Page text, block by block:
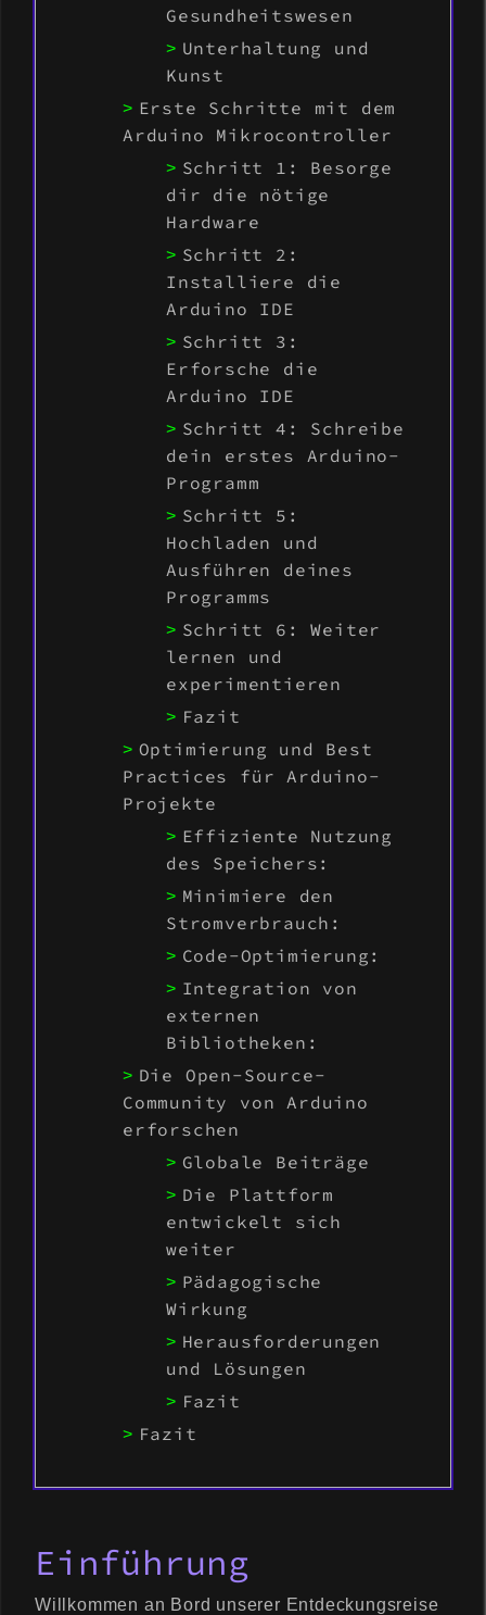
Gesundheitswesen
Unterhaltung und
Kunst
Erste Schritte mit dem
Arduino Mikrocontroller
Schritt 1: Besorge
dir die nötige
Hardware
Schritt 2:
Installiere die
Arduino IDE
Schritt 3:
Erforsche die
Arduino IDE
Schritt 4: Schreibe
dein erstes Arduino-
Programm
Schritt 5:
Hochladen und
Ausführen deines
Programms
Schritt 6: Weiter
lernen und
experimentieren
Fazit
Optimierung und Best
Practices für Arduino-
Projekte
Effiziente Nutzung
des Speichers:
Minimiere den
Stromverbrauch:
Code-Optimierung:
Integration von
externen
Bibliotheken:
Die Open-Source-
Community von Arduino
erforschen
Globale Beiträge
Die Plattform
entwickelt sich
weiter
Pädagogische
Wirkung
Herausforderungen
und Lösungen
Fazit
Fazit
Einführung
Willkommen an Bord unserer Entdeckungsreise